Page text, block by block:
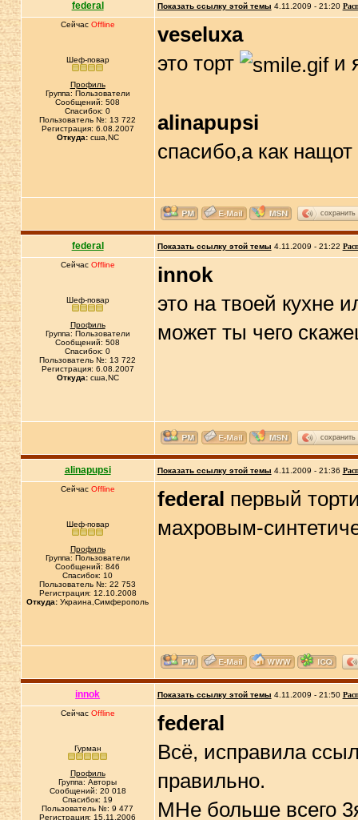
federal Показать ссылку этой темы 4.11.2009 - 21:20
Сейчас Offline
Шеф-повар
Профиль
Группа: Пользователи
Сообщений: 508
Спасибок: 0
Пользователь №: 13 722
Регистрация: 6.08.2007
Откуда:сша,NC
veseluxa
это торт
и
alinapupsi
спасибо,а как
сохранить
federal Показать ссылку этой темы 4.11.2009 - 21:22
Сейчас Offline
Шеф-повар
Профиль
Группа: Пользователи
Сообщений: 508
Спасибок: 0
Пользователь №: 13 722
Регистрация: 6.08.2007
Откуда:сша,NC
innok
это на твоей кухне
может ты чего
сохранить
alinapupsi Показать ссылку этой темы 4.11.2009 - 21:36
Сейчас Offline
Шеф-повар
Профиль
Группа: Пользователи
Сообщений: 846
Спасибок: 10
Пользователь №: 22 753
Регистрация: 12.10.2008
Откуда: Украина,Симферополь
federal первый
махровым-
innok Показать ссылку этой темы 4.11.2009 - 21:50
Сейчас Offline
Гурман
Профиль
Группа: Авторы
Сообщений: 20 018
Спасибок: 19
Пользователь №: 9 477
Регистрация: 15.11.2006
federal
Всё, исправила
правильно.
МНе больше всего